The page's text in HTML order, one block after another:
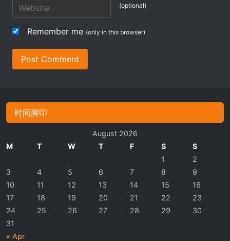
(optional)
Remember me (only in this browser)
Post Comment
时间脚印
August 2026
M
T W T F S S
« Apr
1
2
3
4 5 6 7 8
9
10
11 12 13 14 15
16
17
18 19 20 21 22
23
24
25 26 27 28 29
30
31